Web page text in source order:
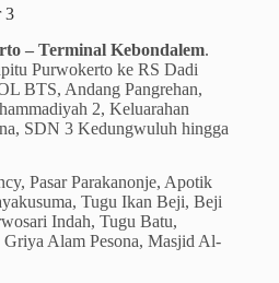
3
– Terminal Kebondalem.
Purwokerto ke RS Dadi
BTS, Andang Pangrehan,
2, Keluarahan
SDN 3 Kedungwuluh hingga
Pasar Parakanonje, Apotik
Tugu Ikan Beji, Beji
Indah, Tugu Batu,
Alam Pesona, Masjid Al-